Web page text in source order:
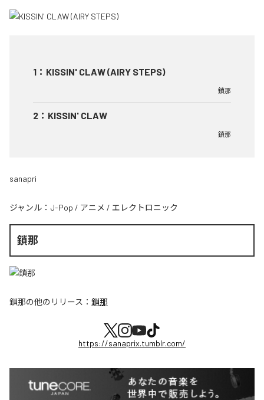
1 ： KISSIN' CLAW (AIRY STEPS)
鎖那
2 ： KISSIN' CLAW
鎖那
sanapri
ジャンル： J-Pop / アニメ / エレクトロニック
鎖那
鎖那の他のリリース： 鎖那
https://sanaprix.tumblr.com/